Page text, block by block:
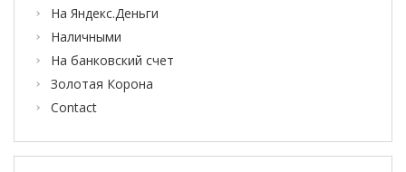
На Яндекс.Деньги
Наличными
На банковский счет
Золотая Корона
Contact